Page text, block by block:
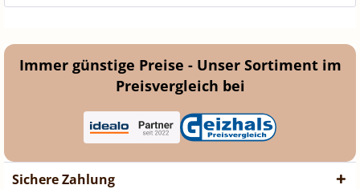
Immer günstige Preise - Unser Sortiment im
Preisvergleich bei
Sichere Zahlung